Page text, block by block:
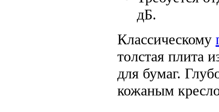
дБ.
Классическому
толстая плита
для бумаг.
кожаным